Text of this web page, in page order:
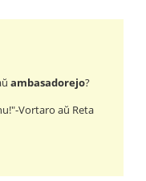
ambasadorejo?
Vortaro aŭ Reta